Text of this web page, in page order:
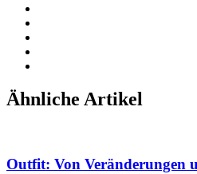
Ähnliche Artikel
Outfit: Von Veränderungen